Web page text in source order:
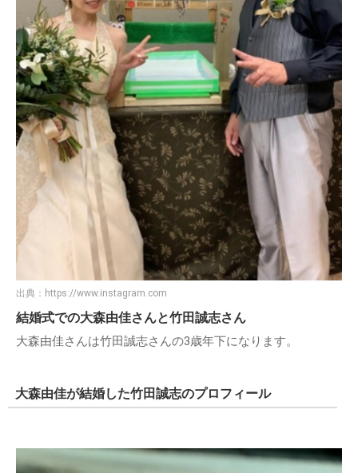
出典： https://www.instagram.com
結婚式での大森由佳さんと竹田誠志さん
大森由佳さんは竹田誠志さんの3歳年下になります。
大森由佳が結婚した竹田誠志のプロフィール